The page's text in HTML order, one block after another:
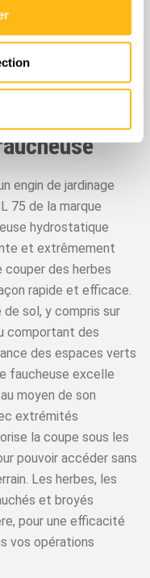
travaux sur des
carrés. Les particuliers
taille apprécieront son
engin de jardinage
75 de la marque
hydrostatique
et extrêmement
des herbes
rapide et efficace.
sol, y compris sur
comportant des
des espaces verts
faucheuse excelle
moyen de son
extrémités
la coupe sous les
pouvoir accéder sans
Les herbes, les
et broyés
pour une efficacité
vos opérations